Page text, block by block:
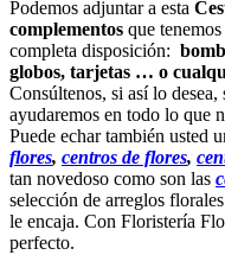
Podemos adjuntar a esta
complementos que
completa disposición:
globos, tarjetas … o
Consúltenos, si así lo
ayudaremos en todo lo que
Puede echar también usted
flores, centros de flores,
tan novedoso como son las
selección de arreglos
le encaja. Con Floristería
perfecto.